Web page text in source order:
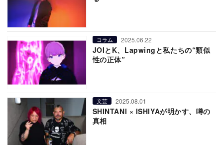
コラム 2025.06.22
JOIとK、Lapwingと私たちの“類似
性の正体”
文芸 2025.08.01
SHINTANI × ISHIYAが明かす、噂の
真相